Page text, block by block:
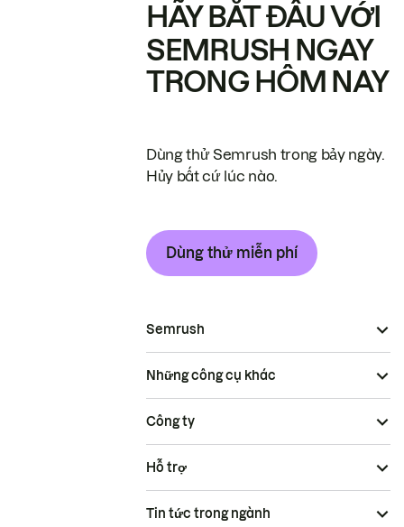
HÃY BẮT ĐẦU VỚI
SEMRUSH NGAY
TRONG HÔM NAY
Dùng thử Semrush trong bảy ngày.
Hủy bất cứ lúc nào.
Dùng thử miễn phí
Semrush
Những công cụ khác
Công ty
Hỗ trợ
Tin tức trong ngành